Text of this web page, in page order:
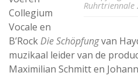
Ruhrtriennale
Collegium
Vocale en
B’RockDie Schöpfungvan
muzikaal leider van de
Maximilian Schmitt en